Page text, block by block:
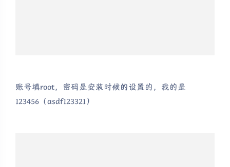
账号填root，密码是安装时候的设置的，我的是
123456（asdf123321）